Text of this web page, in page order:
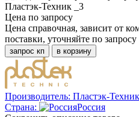
Цена по запросу
Цена справочная, зависит от
поставки, уточняйте по запросу
запрос кп в корзину
Производитель: Пластэк-Техник
Страна:
Россия